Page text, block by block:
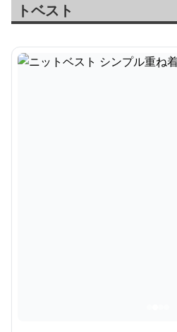
トベスト